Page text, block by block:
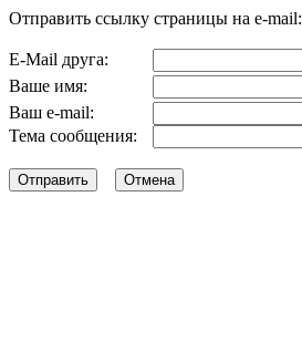
Отправить ссылку страницы на e-mail:
E-Mail друга:
Ваше имя:
Ваш e-mail:
Тема сообщения: